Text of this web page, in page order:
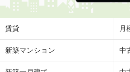
賃貸 月
新築マンション 中